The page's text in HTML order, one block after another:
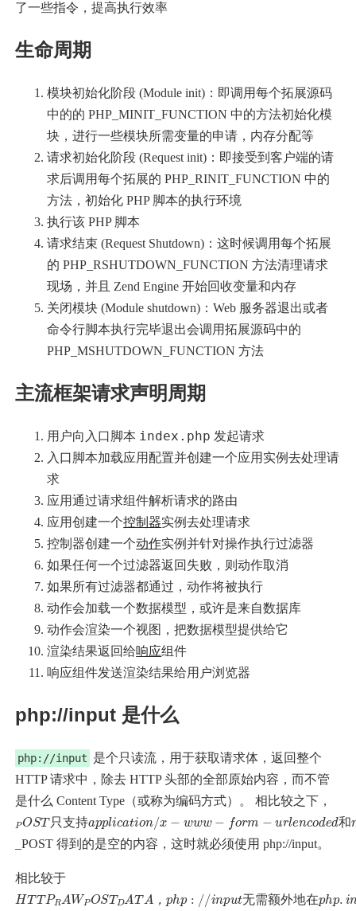
了一些指令，提高执行效率
生命周期
模块初始化阶段 (Module init)：即调用每个拓展源码
中的的 PHP_MINIT_FUNCTION 中的方法初始化模
块，进行一些模块所需变量的申请，内存分配等
请求初始化阶段 (Request init)：即接受到客户端的请
求后调用每个拓展的 PHP_RINIT_FUNCTION 中的
方法，初始化 PHP 脚本的执行环境
执行该 PHP 脚本
请求结束 (Request Shutdown)：这时候调用每个拓展
的 PHP_RSHUTDOWN_FUNCTION 方法清理请求
现场，并且 Zend Engine 开始回收变量和内存
关闭模块 (Module shutdown)：Web 服务器退出或者
命令行脚本执行完毕退出会调用拓展源码中的
PHP_MSHUTDOWN_FUNCTION 方法
主流框架请求声明周期
用户向入口脚本 index.php 发起请求
入口脚本加载应用配置并创建一个应用实例去处理请
求
应用通过请求组件解析请求的路由
应用创建一个控制器实例去处理请求
控制器创建一个动作实例并针对操作执行过滤器
如果任何一个过滤器返回失败，则动作取消
如果所有过滤器都通过，动作将被执行
动作会加载一个数据模型，或许是来自数据库
动作会渲染一个视图，把数据模型提供给它
渲染结果返回给响应组件
响应组件发送渲染结果给用户浏览器
php://input 是什么
php://input 是个只读流，用于获取请求体，返回整个
HTTP 请求中，除去 HTTP 头部的全部原始内容，而不管
是什么 Content Type（或称为编码方式）。 相比较之下，
只 支 持 和
O ST只支持
pplication/x w f m d
和multipar t/f m− ta n
ontentType 其中 前 种
的HTML表单 m o “
时的形式，后 一种 主要 是
档。因此，对 于诸 如a l
等ContentTy ，这 往 是
景下使用，那 么使 用
_POST 得到的是空的内容，这时就必须使用 php://input。
相比较于
， 无 额 外地 在
HTTPR WP OS TD T A ，
php://in put无 需额 外 地 在 p
中激活
always− popu la tera w −p o d ，
而且对 于内存的压 力也比 较 ，
当编码 方式为
multipa t/for m−da a−e nc e
时，ph ://in pu t是 无 效 的 这
情况一 般为上传文 档。这 种 况
可以使 用传统的